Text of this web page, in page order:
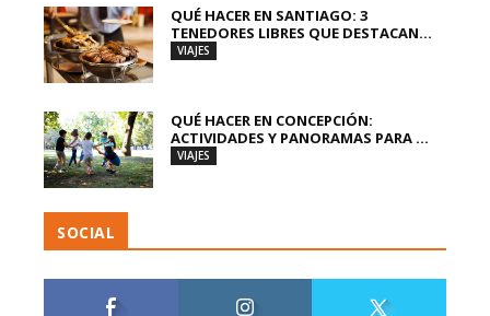
QUÉ HACER EN SANTIAGO: 3
TENEDORES LIBRES QUE DESTACAN...
VIAJES
QUÉ HACER EN CONCEPCIÓN:
ACTIVIDADES Y PANORAMAS PARA ...
VIAJES
SOCIAL